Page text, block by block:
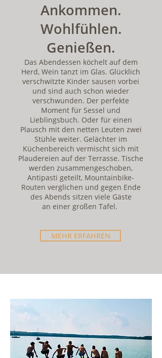
Ankommen.
Wohlfühlen.
Genießen.
Das Abendessen köchelt auf dem
Herd, Wein tanzt im Glas. Glücklich
verschwitzte Kinder sausen vorbei
und sind auch schon wieder
verschwunden. Der perfekte
Moment für Sessel und
Lieblingsbuch. Oder für einen
Plausch mit den netten Leuten zwei
Stühle weiter. Gelächter im
Küchenbereich vermischt sich mit
Plaudereien auf der Terrasse. Tische
werden zusammengeschoben,
Antipasti geteilt, Mountainbike-
Routen verglichen und gegen Ende
des Abends sitzen viele Gäste
an einer großen Tafel.
MEHR ERFAHREN